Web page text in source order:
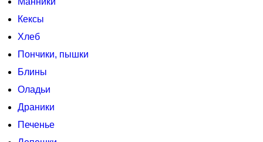
Кексы
Хлеб
Пончики, пышки
Блины
Оладьи
Драники
Печенье